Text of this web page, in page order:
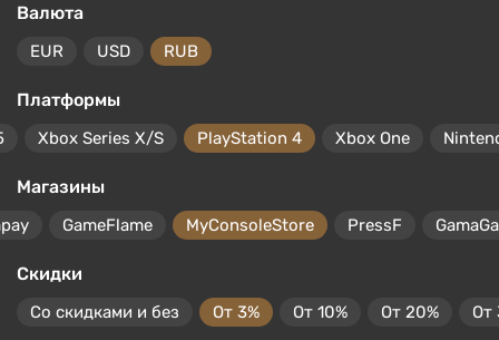
Валюта
EUR USD RUB
Платформы
Xbox Series X/S PlayStation 4 Xbox One
Магазины
GameFlame MyConsoleStore PressF
Скидки
Со скидками и без От 3% От 10% От 20% От